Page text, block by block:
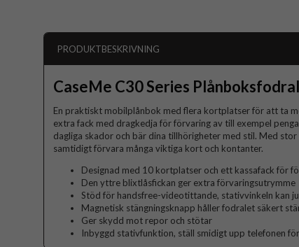
PRODUKTBESKRIVNING
CaseMe C30 Series Plånboksfodral
En praktiskt mobilplånbok med flera kortplatser för att ta
extra fack med dragkedja för förvaring av till exempel
dagliga skador och bär dina tillhörigheter med stil. Med
samtidigt förvara många viktiga kort och kontanter.
Designad med 10 kortplatser och ett kassafack för
Den yttre blixtlåsfickan ger extra förvaringsutrymme
Stöd för handsfree-videotittande, stativvinkeln kan
Magnetisk stängningsknapp håller fodralet säkert
Ger skydd mot repor och stötar
Inbyggd stativfunktion, ställ smidigt upp telefonen